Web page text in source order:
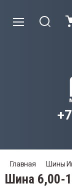
Индустриальные
Главная Шины
Шина 6,00-